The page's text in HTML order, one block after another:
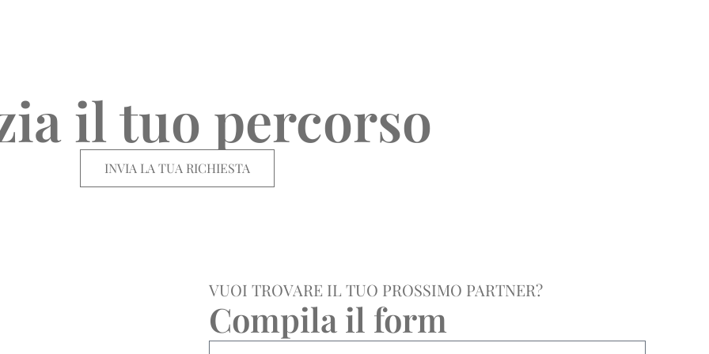
il tuo percorso
INVIA LA TUA RICHIESTA
VUOI TROVARE IL TUO PROSSIMO PARTNER?
Compila il form